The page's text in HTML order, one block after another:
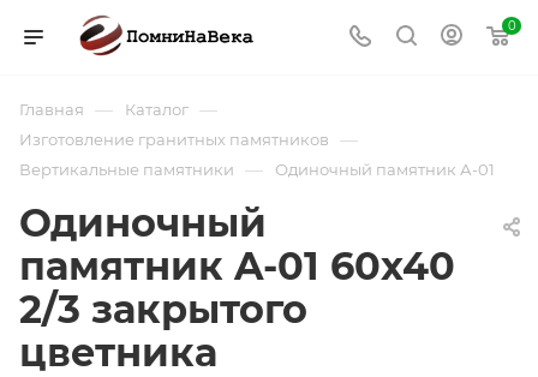
0
Главная — Каталог —
Изготовление гранитных памятников —
Вертикальные памятники — Одиночный памятник А-01
Одиночный
памятник A-01 60х40
2/3 закрытого
цветника